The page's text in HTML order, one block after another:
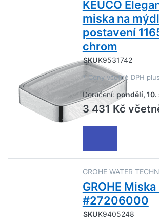
KEUCO
miska na
postavení
chrom
SKUK9531742
* Ceny včetně DPH plus
Doručení: pondělí, 10.
3 431 Kč
GROHE WATER
GROHE
#27206000
SKUK9405248